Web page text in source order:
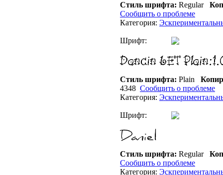
Стиль шрифта: Regular
Сообщить о проблеме
Категория:
Шрифт:
Стиль шрифта: Plain
4348 Сообщить о проблеме
Категория:
Шрифт:
Стиль шрифта: Regular
Сообщить о проблеме
Категория: